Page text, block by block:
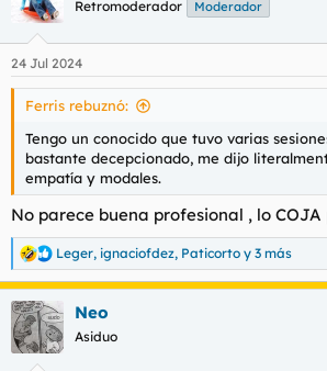
i
e
s
Retromoderador Moderador
24 Jul 2024
Ferris rebuznó:
Tengo un conocido que tuvo varias
bastante decepcionado, me dijo
empatía y modales.
No parece buena profesional , lo
R
e
c
c
i
Leger, ignaciofdez, Paticorto y 3 más
Neo
Asiduo